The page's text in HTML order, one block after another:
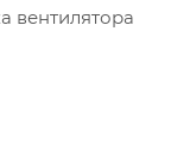
вентилятора